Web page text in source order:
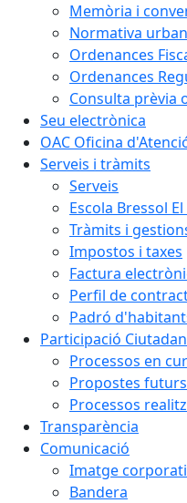
Memòria i
Normativa
Ordenances
Ordenances
Consulta prèvia
Seu electrònica
OAC Oficina
Serveis i tràmits
Serveis
Escola Bressol
Tràmits i
Impostos i taxes
Factura
Perfil de
Padró
Participació
Processos en
Propostes
Processos
Transparència
Comunicació
Imatge
Bandera